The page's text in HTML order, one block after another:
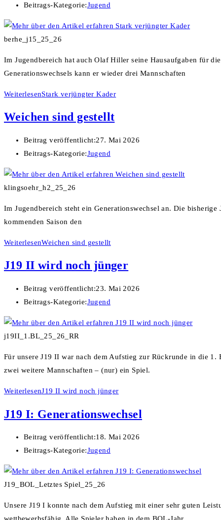
Beitrags-Kategorie:Jugend
berhe_j15_25_26
Im Jugendbereich hat auch Olaf Hiller seine Hausaufgaben für
Generationswechsels kann er wieder drei Mannschaften
WeiterlesenStark verjüngter Kader
Weichen sind gestellt
Beitrag veröffentlicht:27. Mai 2026
Beitrags-Kategorie:Jugend
klingsoehr_h2_25_26
Im Jugendbereich steht ein Generationswechsel an. Die
kommenden Saison den
WeiterlesenWeichen sind gestellt
J19 II wird noch jünger
Beitrag veröffentlicht:23. Mai 2026
Beitrags-Kategorie:Jugend
j19II_1.BL_25_26_RR
Für unsere J19 II war nach dem Aufstieg zur Rückrunde in die
zwei weitere Mannschaften – (nur) ein Spiel.
WeiterlesenJ19 II wird noch jünger
J19 I: Generationswechsel
Beitrag veröffentlicht:18. Mai 2026
Beitrags-Kategorie:Jugend
J19_BOL_Letztes Spiel_25_26
Unsere J19 I konnte nach dem Aufstieg mit einer sehr guten